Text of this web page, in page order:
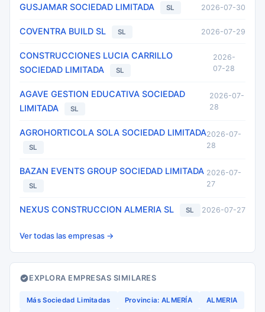
GUSJAMAR SOCIEDAD LIMITADA SL 2026-07-30
COVENTRA BUILD SL SL 2026-07-29
CONSTRUCCIONES LUCIA CARRILLO
SOCIEDAD LIMITADA
SL
2026-
07-28
AGAVE GESTION EDUCATIVA SOCIEDAD
LIMITADA
SL
2026-07-
28
AGROHORTICOLA SOLA SOCIEDAD LIMITADA
SL
2026-07-
28
BAZAN EVENTS GROUP SOCIEDAD LIMITADA
SL
2026-07-
27
NEXUS CONSTRUCCION ALMERIA SL SL 2026-07-27
Ver todas las empresas →
EXPLORA EMPRESAS SIMILARES
Más Sociedad Limitadas Provincia: ALMERÍA ALMERIA